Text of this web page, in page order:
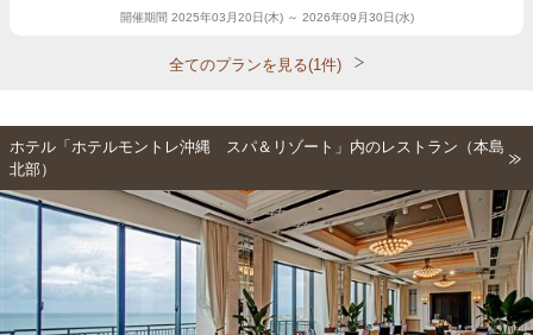
開催期間 2025年03月20日(木) ～ 2026年09月30日(水)
全てのプランを見る(1件)
ホテル「ホテルモントレ沖縄 スパ＆リゾート」内のレストラン（本島
北部）